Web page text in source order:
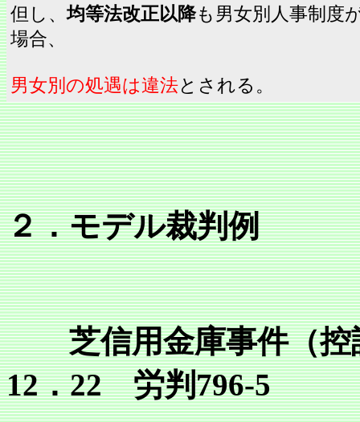
但し、均等法改正以降も男女別人事制度
場合、
男女別の処遇は違法とされる。
２．モデル裁判例
芝信用金庫事件（控
12．22 労判796‐5